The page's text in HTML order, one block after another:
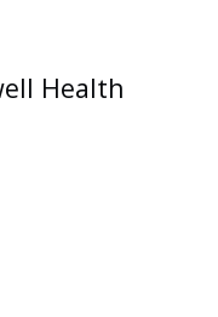
Health